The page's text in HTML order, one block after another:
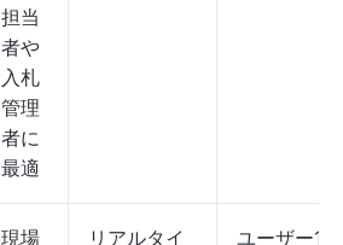
担当
者や
入札
管理
者に
最適
現場 リアルタイ ユーザー1